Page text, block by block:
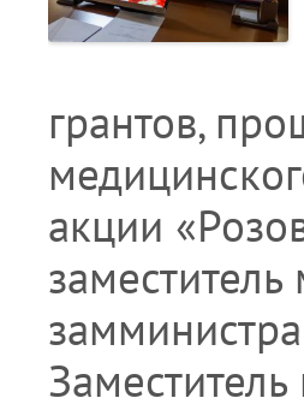
грантов,
акции